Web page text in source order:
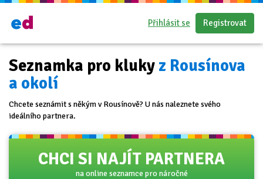
Přihlásit se Registrovat
Seznamka pro kluky z Rousínova
a okolí
Chcete seznámit s někým v Rousínově? U nás naleznete svého
ideálního partnera.
CHCI SI NAJÍT PARTNERA
na online seznamce pro náročné